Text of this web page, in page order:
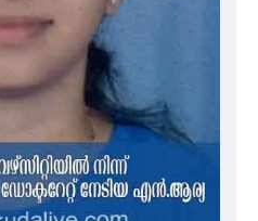
കവിതാസംഗമം
ചർച്ച കാട്ടൂർ, ടി. കെ.
16ന്
കാറ്റിനും
4.4
മഴ ലഭിച്ചു